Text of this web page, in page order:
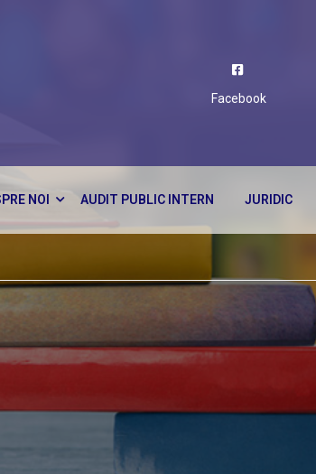
Facebook
NOI AUDIT PUBLIC INTERN JURIDIC